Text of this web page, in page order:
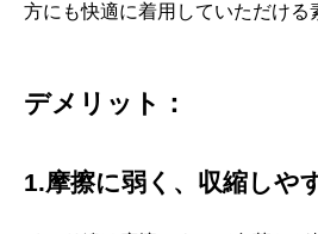
方にも快適に着用していただける
デメリット：
1.摩擦に弱く、収縮しや